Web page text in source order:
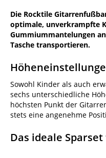
Die Rocktile
optimale, unverkrampfte
Gummiummantelungen
Tasche transportieren.
Sowohl Kinder als auch
sechs unterschiedliche
höchsten Punkt der
stets eine angenehme
Das ideale